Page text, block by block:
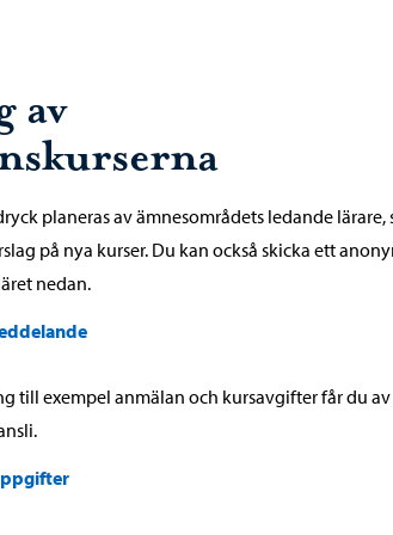
av
planeras av ämnesområdets ledande lärare,
på nya kurser. Du kan också skicka ett
nedan.
till exempel anmälan och kursavgifter får du av